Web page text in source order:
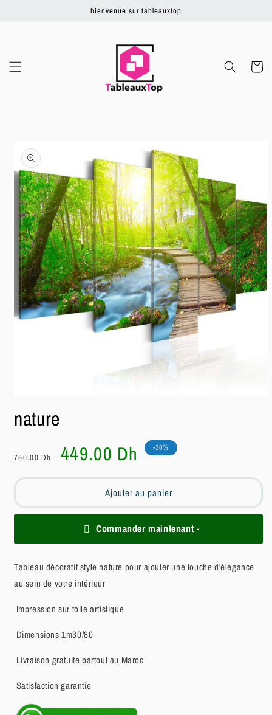
contenu
bienvenue sur tableauxtop
Panier
informations
produits
média
1
fenêtre
modale
nature
habituel
750.00 Dh
Prix
soldé
449.00 Dh -30%
Ajouter au panier
Commander maintenant -
Tableau décoratif style nature pour ajouter une touche d'élégance
au sein de votre intérieur
Impression sur toile artistique
Dimensions 1m30/80
Livraison gratuite partout au Maroc
Satisfaction garantie